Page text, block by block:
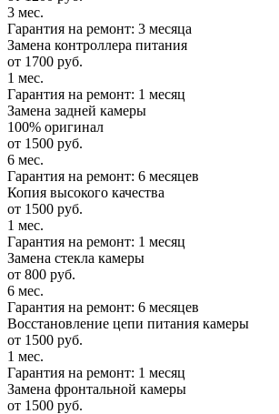
3 мес.
Гарантия на ремонт: 3 месяца
Замена контроллера питания
от 1700 руб.
1 мес.
Гарантия на ремонт: 1 месяц
Замена задней камеры
100% оригинал
от 1500 руб.
6 мес.
Гарантия на ремонт: 6 месяцев
Копия высокого качества
от 1500 руб.
1 мес.
Гарантия на ремонт: 1 месяц
Замена стекла камеры
от 800 руб.
6 мес.
Гарантия на ремонт: 6 месяцев
Восстановление цепи питания камеры
от 1500 руб.
1 мес.
Гарантия на ремонт: 1 месяц
Замена фронтальной камеры
от 1500 руб.